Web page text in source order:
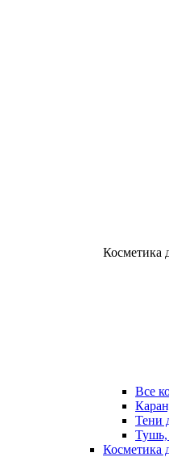
Косметика
Все
Тени
Тушь,
Косметика